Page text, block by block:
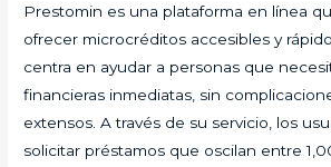
Prestomin es una plataforma en línea
ofrecer microcréditos accesibles y
centra en ayudar a personas que
financieras inmediatas, sin
extensos. A través de su servicio, los
solicitar préstamos que oscilan entre